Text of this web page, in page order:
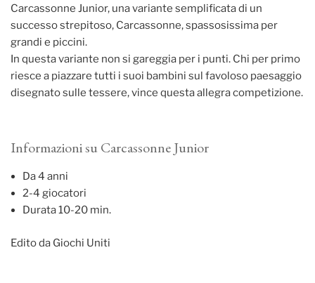
Carcassonne Junior, una variante semplificata di un
successo strepitoso, Carcassonne, spassosissima per
grandi e piccini.
In questa variante non si gareggia per i punti. Chi per primo
riesce a piazzare tutti i suoi bambini sul favoloso paesaggio
disegnato sulle tessere, vince questa allegra competizione.
Informazioni su Carcassonne Junior
Da 4 anni
2-4 giocatori
Durata 10-20 min.
Edito da Giochi Uniti